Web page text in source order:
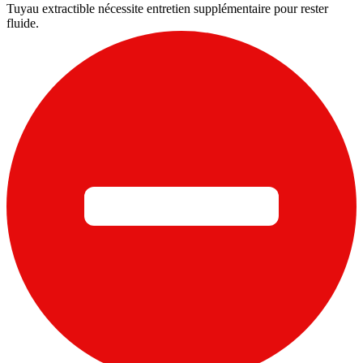
Tuyau extractible nécessite entretien supplémentaire pour rester
fluide.